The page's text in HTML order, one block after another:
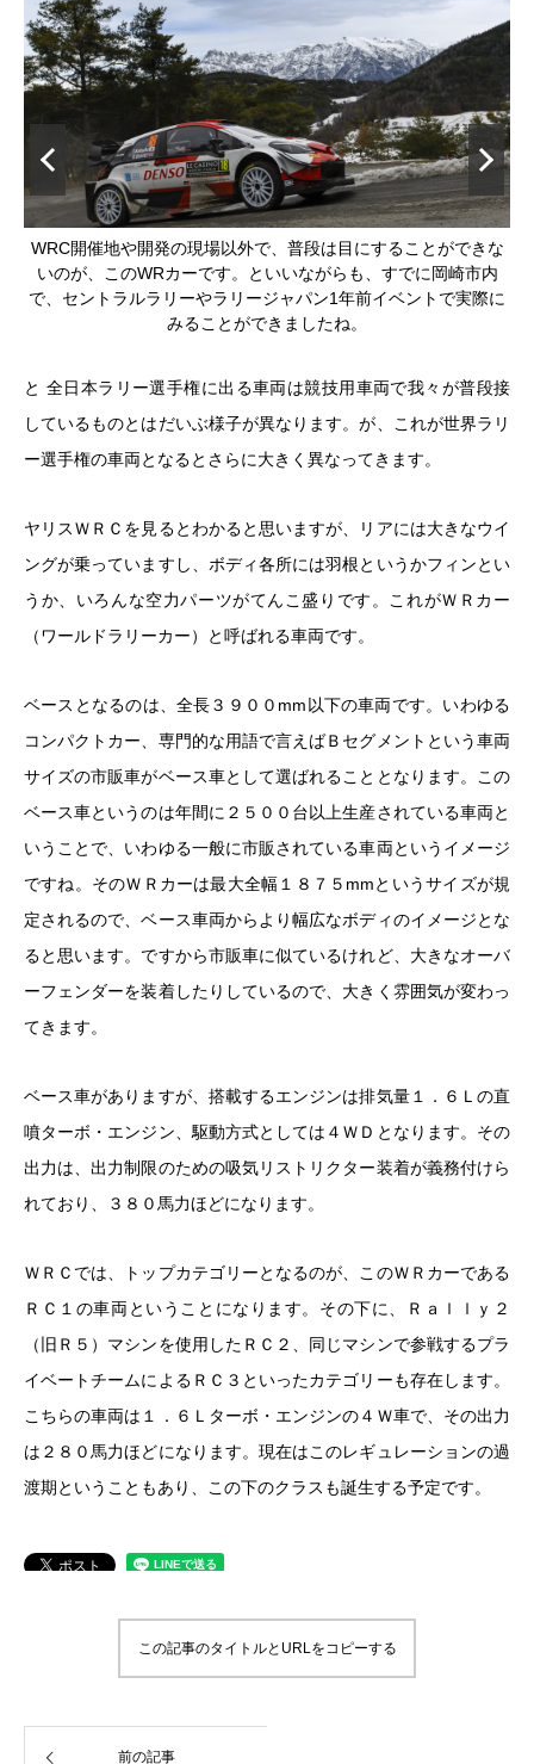
WRC開催地や開発の現場以外で、普段は目にすることができな
いのが、このWRカーです。といいながらも、すでに岡崎市内
で、セントラルラリーやラリージャパン1年前イベントで実際に
みることができましたね。
と 全日本ラリー選手権に出る車両は競技用車両で我々が普段接
しているものとはだいぶ様子が異なります。が、これが世界ラリ
ー選手権の車両となるとさらに大きく異なってきます。
ヤリスＷＲＣを見るとわかると思いますが、リアには大きなウイ
ングが乗っていますし、ボディ各所には羽根というかフィンとい
うか、いろんな空力パーツがてんこ盛りです。これがＷＲカー
（ワールドラリーカー）と呼ばれる車両です。
ベースとなるのは、全長３９００mm以下の車両です。いわゆる
コンパクトカー、専門的な用語で言えばＢセグメントという車両
サイズの市販車がベース車として選ばれることとなります。この
ベース車というのは年間に２５００台以上生産されている車両と
いうことで、いわゆる一般に市販されている車両というイメージ
ですね。そのＷＲカーは最大全幅１８７５mmというサイズが規
定されるので、ベース車両からより幅広なボディのイメージとな
ると思います。ですから市販車に似ているけれど、大きなオーバ
ーフェンダーを装着したりしているので、大きく雰囲気が変わっ
てきます。
ベース車がありますが、搭載するエンジンは排気量１．６Ｌの直
噴ターボ・エンジン、駆動方式としては４ＷＤとなります。その
出力は、出力制限のための吸気リストリクター装着が義務付けら
れており、３８０馬力ほどになります。
ＷＲＣでは、トップカテゴリーとなるのが、このＷＲカーである
ＲＣ１の車両ということになります。その下に、Ｒａｌｌｙ２
（旧Ｒ５）マシンを使用したＲＣ２、同じマシンで参戦するプラ
イベートチームによるＲＣ３といったカテゴリーも存在します。
こちらの車両は１．６Ｌターボ・エンジンの４Ｗ車で、その出力
は２８０馬力ほどになります。現在はこのレギュレーションの過
渡期ということもあり、この下のクラスも誕生する予定です。
この記事のタイトルとURLをコピーする
前の記事